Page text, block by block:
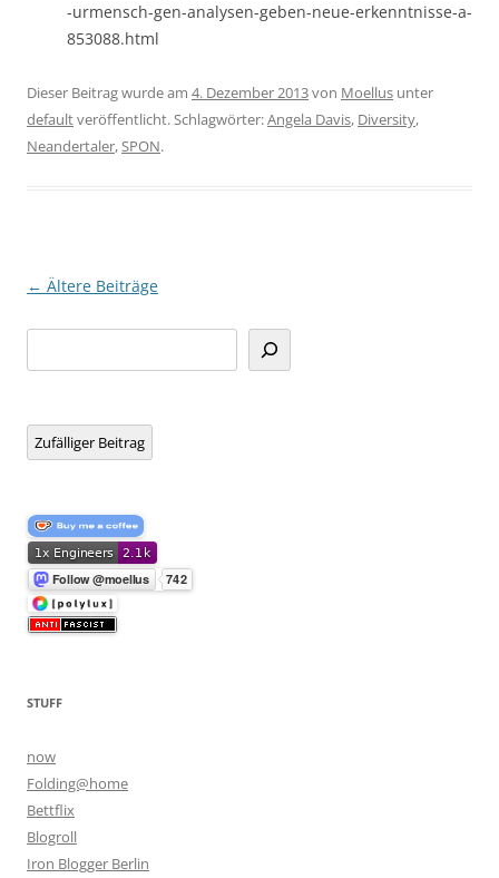
-urmensch-gen-analysen-geben-neue-erkenntnisse-a-
853088.html
Dieser Beitrag wurde am 4. Dezember 2013von Moellus unter
defaultveröffentlicht. Schlagwörter:Angela Davis, Diversity,
Neandertaler,SPON.
Beitragsnavigation
← Ältere Beiträge
Zufälliger Beitrag
STUFF
now
Folding@home
Bettflix
Blogroll
Iron Blogger Berlin